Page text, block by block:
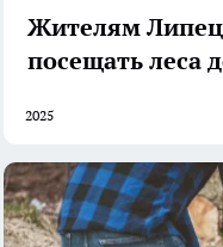
Жителям
посещать леса
2025